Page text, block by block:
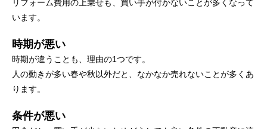
リフォーム費用の上乗せも、買い手が付かないことが多くなって
います。
時期が悪い
時期が違うことも、理由の1つです。
人の動きが多い春や秋以外だと、なかなか売れないことが多くあ
ります。
条件が悪い